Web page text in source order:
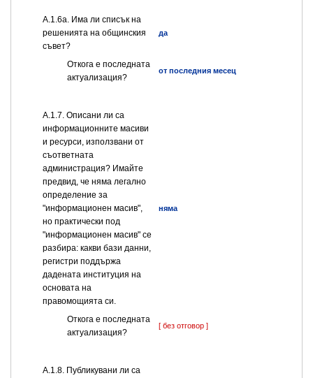
А.1.6а. Има ли списък на
решенията на общинския
съвет?
да
Откога е последната
актуализация?
от последния месец
А.1.7. Описани ли са
информационните масиви
и ресурси, използвани от
съответната
администрация? Имайте
предвид, че няма легално
определение за
"информационен масив",
но практически под
"информационен масив" се
разбира: какви бази данни,
регистри поддържа
дадената институция на
основата на
правомощията си.
няма
Откога е последната
актуализация?
[ без отговор ]
А.1.8. Публикувани ли са